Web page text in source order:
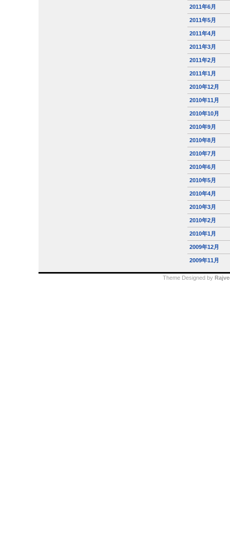
2011年6月
2011年5月
2011年4月
2011年3月
2011年2月
2011年1月
2010年12月
2010年11月
2010年10月
2010年9月
2010年8月
2010年7月
2010年6月
2010年5月
2010年4月
2010年3月
2010年2月
2010年1月
2009年12月
2009年11月
Theme Designed by